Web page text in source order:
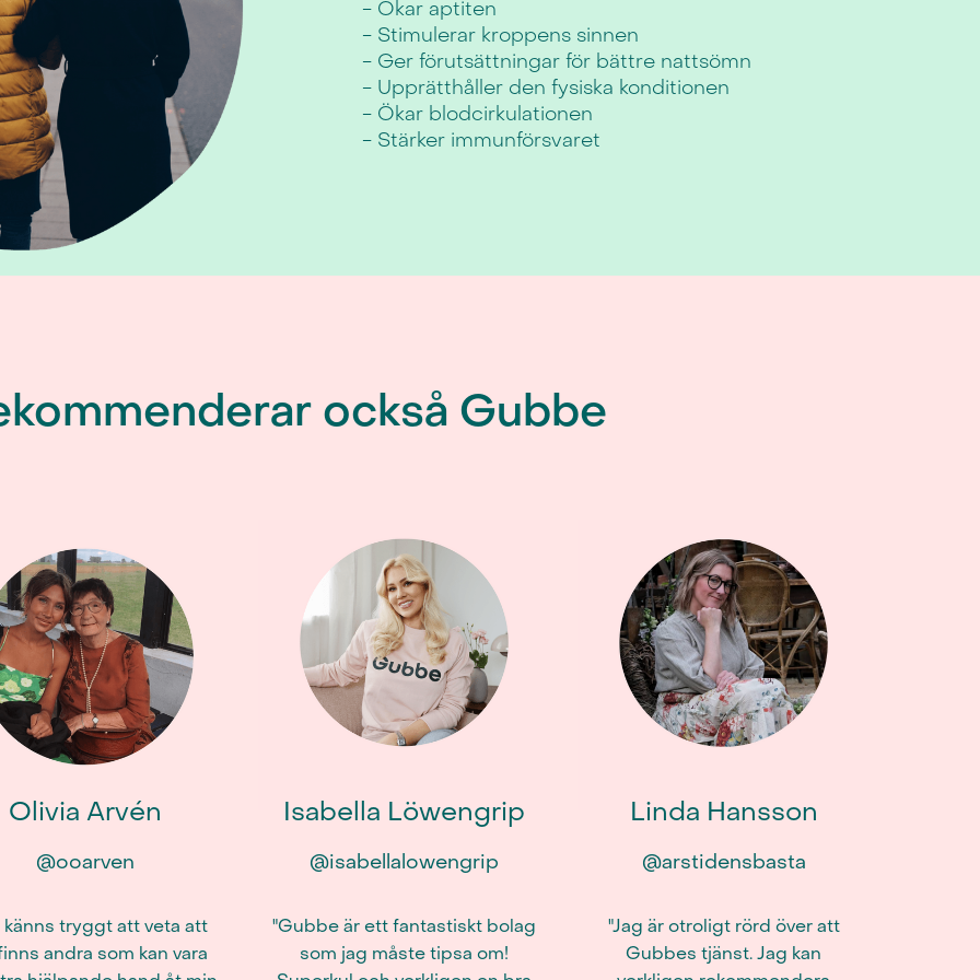
- Ökar aptiten
- Stimulerar kroppens sinnen
- Ger förutsättningar för bättre nattsömn
- Upprätthåller den fysiska konditionen
- Ökar blodcirkulationen
- Stärker immunförsvaret
också Gubbe
Olivia Arvén
@ooarven
känns tryggt att veta att
andra som kan vara
Isabella Löwengrip
@isabellalowengrip
"Gubbe är ett fantastiskt bolag
som jag måste tipsa om!
Linda Hansson
@arstidensbasta
"Jag är otroligt rörd över att
Gubbes tjänst. Jag kan